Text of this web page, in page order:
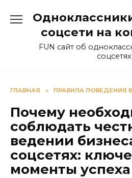
содержаниюсоцсети на
FUN сайт об
соцсетях
ГЛАВНАЯ » ПРАВИЛА ПОВЕДЕНИЯ
Почему
соблюдать
ведении
соцсетях:
моменты